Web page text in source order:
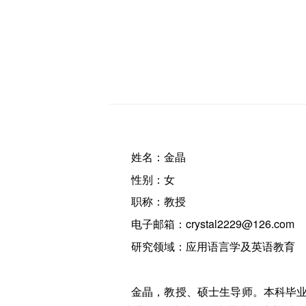
姓名：金晶
性别：女
职称：教授
电子邮箱：crystal2229@126.com
研究领域：应用语言学及英语教育
金晶，教授、硕士生导师。本科毕